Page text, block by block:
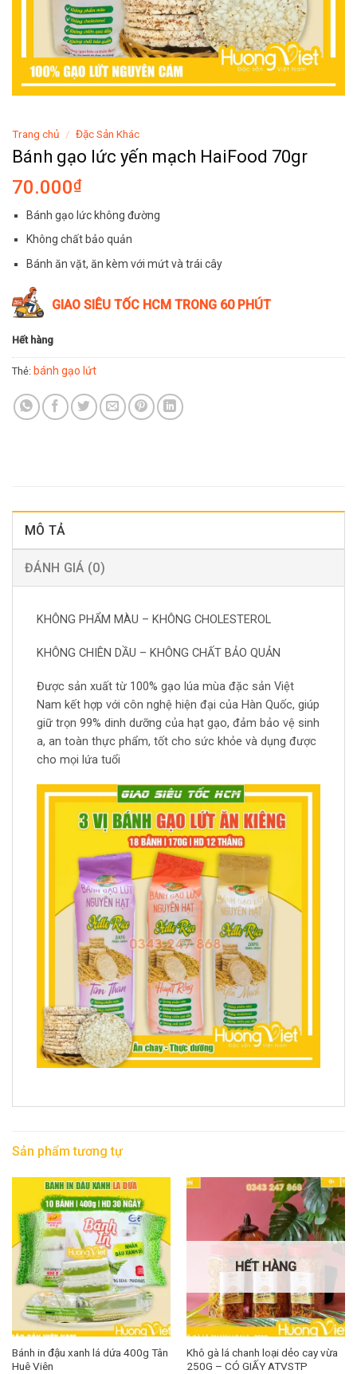
Trang chủ / Đặc Sản Khác
Bánh gạo lức yến mạch HaiFood 70gr
70.000₫
Bánh gạo lức không đường
Không chất bảo quản
Bánh ăn vặt, ăn kèm với mứt và trái cây
GIAO SIÊU TỐC HCM TRONG 60 PHÚT
Hết hàng
Thẻ: bánh gạo lứt
MÔ TẢ
ĐÁNH GIÁ (0)
KHÔNG PHẨM MÀU – KHÔNG CHOLESTEROL
KHÔNG CHIÊN DẦU – KHÔNG CHẤT BẢO QUẢN
Được sản xuất từ 100% gạo lúa mùa đặc sản Việt
Nam kết hợp với côn nghệ hiện đại của Hàn Quốc, giúp
giữ trọn 99% dinh dưỡng của hạt gạo, đảm bảo vệ sinh
a, an toàn thực phẩm, tốt cho sức khỏe và dụng được
cho mọi lứa tuổi
Sản phẩm tương tự
Bánh in đậu xanh lá dứa 400g Tân
Huê Viên
HẾT HÀNG
Khô gà lá chanh loại dẻo cay vừa
250G – CÓ GIẤY ATVSTP